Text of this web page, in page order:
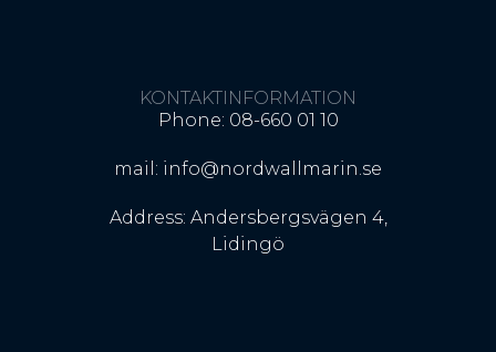
KONTAKTINFORMATION
Phone: 08-660 01 10
mail: info@nordwallmarin.se
Address: Andersbergsvägen 4,
Lidingö